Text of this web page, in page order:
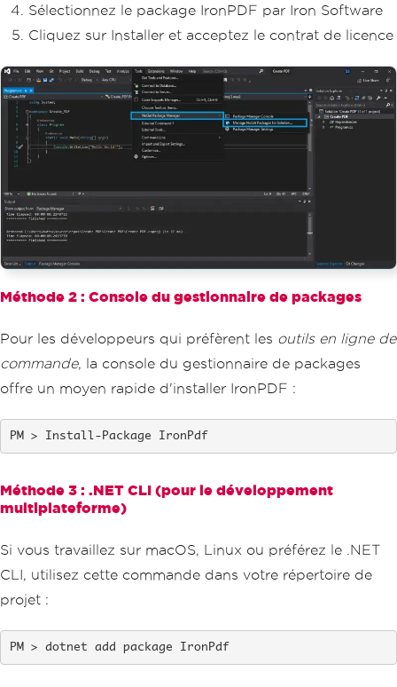
Sélectionnez le package IronPDF par Iron Software
Cliquez sur Installer et acceptez le contrat de licence
Méthode 2 : Console du gestionnaire de packages
Pour les développeurs qui préfèrent les outils en ligne de
commande, la console du gestionnaire de packages
offre un moyen rapide d'installer IronPDF :
Install-Package IronPdf
Méthode 3 : .NET CLI (pour le développement
multiplateforme)
Si vous travaillez sur macOS, Linux ou préférez le .NET
CLI, utilisez cette commande dans votre répertoire de
projet :
dotnet add package IronPdf